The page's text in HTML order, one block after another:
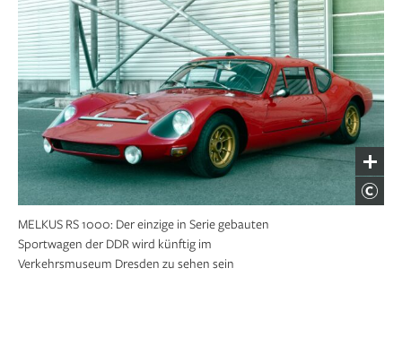
MELKUS RS 1000: Der einzige in Serie gebauten
Sportwagen der DDR wird künftig im
Verkehrsmuseum Dresden zu sehen sein